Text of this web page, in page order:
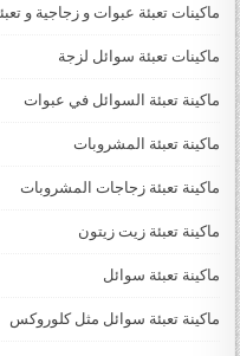
ماكينات تعبئة عبوات و زجاجية و
ماكينات تعبئة سوائل لزجة
‏‏‏ماكينة تعبئة السوائل في عبوات
ماكينة تعبئة المشروبات
ماكينة تعبئة زجاجات المشروبات
ماكينة تعبئة زيت زيتون
ماكينة تعبئة سوائل
ماكينة تعبئة سوائل مثل كلوروكس